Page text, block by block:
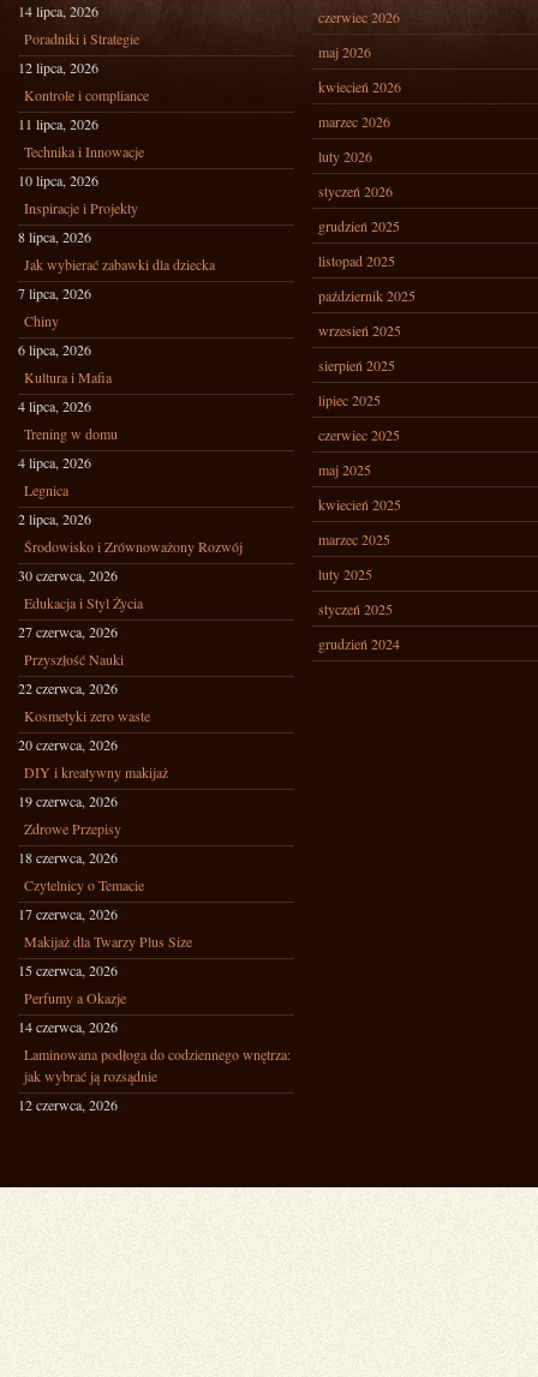
14 lipca, 2026
Poradniki i Strategie
12 lipca, 2026
Kontrole i compliance
11 lipca, 2026
Technika i Innowacje
10 lipca, 2026
Inspiracje i Projekty
8 lipca, 2026
Jak wybierać zabawki dla dziecka
7 lipca, 2026
Chiny
6 lipca, 2026
Kultura i Mafia
4 lipca, 2026
Trening w domu
4 lipca, 2026
Legnica
2 lipca, 2026
Środowisko i Zrównoważony Rozwój
30 czerwca, 2026
Edukacja i Styl Życia
27 czerwca, 2026
Przyszłość Nauki
22 czerwca, 2026
Kosmetyki zero waste
20 czerwca, 2026
DIY i kreatywny makijaż
19 czerwca, 2026
Zdrowe Przepisy
18 czerwca, 2026
Czytelnicy o Temacie
17 czerwca, 2026
Makijaż dla Twarzy Plus Size
15 czerwca, 2026
Perfumy a Okazje
14 czerwca, 2026
Laminowana podłoga do codziennego wnętrza:
jak wybrać ją rozsądnie
12 czerwca, 2026
czerwiec 2026
maj 2026
kwiecień 2026
marzec 2026
luty 2026
styczeń 2026
grudzień 2025
listopad 2025
październik 2025
wrzesień 2025
sierpień 2025
lipiec 2025
czerwiec 2025
maj 2025
kwiecień 2025
marzec 2025
luty 2025
styczeń 2025
grudzień 2024